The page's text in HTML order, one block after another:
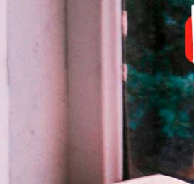
es
Bilingue - Anos
Finais